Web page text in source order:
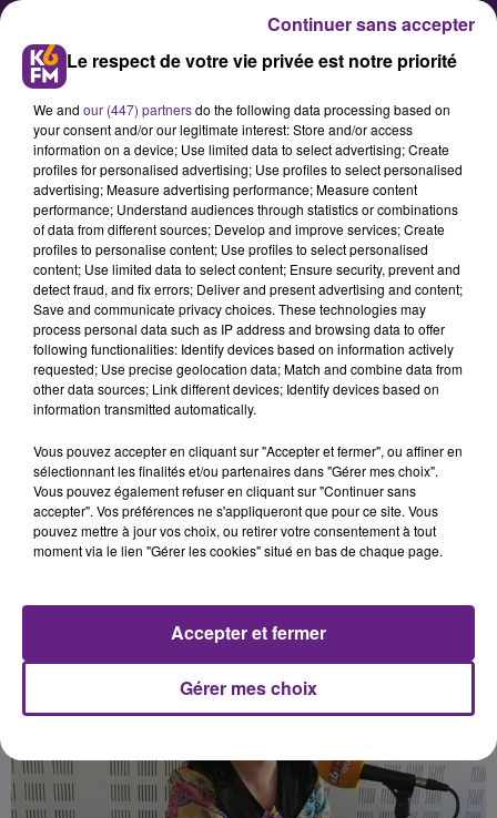
Cette Dijonnaise est candidate à
l’élection de « miss Pin-up
Bourgogne-Franche-Comté »
Armelle Dupuis fait partie des
candidates au concours « miss Pin-
up Bourgogne-Franche-Comté » qui
Nous l’avons rencontré il y a
quelques jours.
Publié : 9 octobre 2020 à 4h30 par Fabrice Aubry
Le respect de votre vie privée est notre priorité
We and our (447) partnersdo the following data processing based on
your consent and/or our legitimate interest: Store and/or access
information on a device; Use limited data to select advertising; Create
profiles for personalised advertising; Use profiles to select personalised
advertising; Measure advertising performance; Measure content
performance; Understand audiences through statistics or combinations
of data from different sources; Develop and improve services; Create
profiles to personalise content; Use profiles to select personalised
content; Use limited data to select content; Ensure security, prevent and
detect fraud, and fix errors; Deliver and present advertising and content;
Save and communicate privacy choices. These technologies may
process personal data such as IP address and browsing data to offer
following functionalities: Identify devices based on information actively
requested; Use precise geolocation data; Match and combine data from
other data sources; Link different devices; Identify devices based on
information transmitted automatically.
Vous pouvez accepter en cliquant sur "Accepter et fermer", ou affiner en
sélectionnant les finalités et/ou partenaires dans "Gérer mes choix".
Vous pouvez également refuser en cliquant sur "Continuer sans
accepter". Vos préférences ne s'appliqueront que pour ce site. Vous
pouvez mettre à jour vos choix, ou retirer votre consentement à tout
moment via le lien "Gérer les cookies" situé en bas de chaque page.
Gérer mes choix
Accepter et fermer
Continuer sans accepter